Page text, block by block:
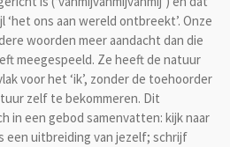
‘het ons aan wereld ontbreekt’. Onze
woorden meer aandacht dan die
meegespeeld. Ze heeft de natuur
voor het ‘ik’, zonder de toehoorder
zelf te bekommeren. Dit
in een gebod samenvatten: kijk naar
een uitbreiding van jezelf; schrijf